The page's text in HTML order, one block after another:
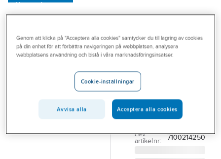
Varumärken
Outlet
Branscher 3M DBI-SALA
D-RING DBI-SALA
1500003 1.3CM X
5.7CM
Lev.
artikelnr:
7100214250
Genom att klicka på "Acceptera alla cookies" samtycker du till lagring av cookies
på din enhet för att förbättra navigeringen på webbplatsen, analysera
webbplatsens användning och bistå i våra marknadsföringsinsatser.
Cookie-inställningar
Avvisa alla Acceptera alla cookies